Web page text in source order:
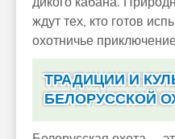
ждут тех, кто готов
охотничье
ТРАДИЦИИ И
БЕЛОРУССКОЙ